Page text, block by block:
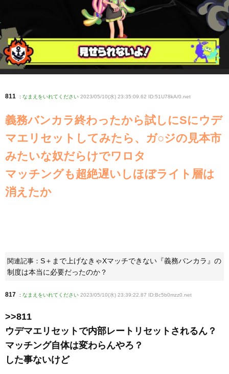
811 : なまえをいれてください 2023/05/10(水) 23:35:09.62 ID:51U78kA/0 .net
義務バンカラ終わったから試しにSにウデ
マエリセットしてみたら、ガ○ジの見本市
みたいな奴だらけでワロタ
マッチングも超絶遅いしほぼライト層は
消えたか
関連記事： S＋まで上げなきゃXマッチできない『義務バンカラ』の
制度は本当に必要だったのか？
817 : なまえをいれてください 2023/05/10(水) 23:39:22.87 ID:Bc5b0mzz0 .net
>>811
ウデマエリセットで内部レートリセットされるん？
マッチング自体は変わらんやろ？
した事ないけど